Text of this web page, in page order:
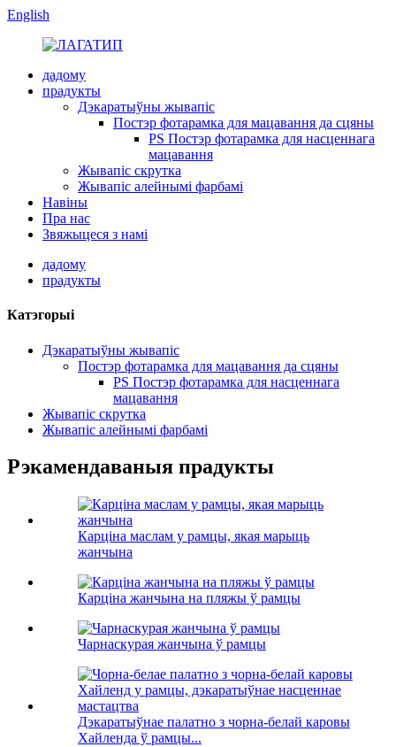
English
дадому
прадукты
Дэкаратыўны жывапіс
Постэр фотарамка для мацавання да сцяны
PS Постэр фотарамка для насценнага
мацавання
Жывапіс скрутка
Жывапіс алейнымі фарбамі
Навіны
Пра нас
Звяжыцеся з намі
дадому
прадукты
Катэгорыі
Дэкаратыўны жывапіс
Постэр фотарамка для мацавання да сцяны
PS Постэр фотарамка для насценнага
мацавання
Жывапіс скрутка
Жывапіс алейнымі фарбамі
Рэкамендаваныя прадукты
Карціна маслам у рамцы, якая марыць
жанчына
Карціна жанчына на пляжы ў рамцы
Чарнаскурая жанчына ў рамцы
Дэкаратыўнае палатно з чорна-белай каровы
Хайленда ў рамцы...